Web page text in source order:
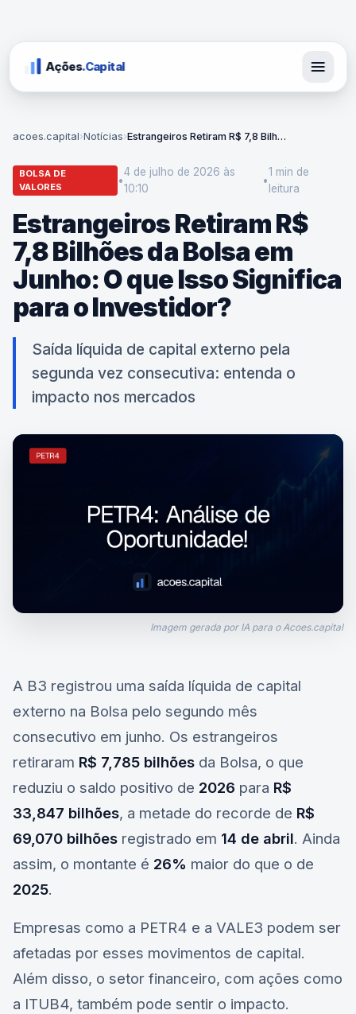
Ações.Capital
acoes.capital›Notícias› Estrangeiros Retiram R$ 7,8 Bilhões da Bolsa em Junho: O que Isso Significa para o Investidor?
BOLSA DE
VALORES
•
4 de julho de 2026 às
10:10
•
1 min de
leitura
Estrangeiros Retiram R$
7,8 Bilhões da Bolsa em
Junho: O que Isso Significa
para o Investidor?
Saída líquida de capital externo pela
segunda vez consecutiva: entenda o
impacto nos mercados
Imagem gerada por IA para o Acoes.capital
A B3 registrou uma saída líquida de capital
externo na Bolsa pelo segundo mês
consecutivo em junho. Os estrangeiros
retiraram R$ 7,785 bilhões da Bolsa, o que
reduziu o saldo positivo de 2026 para R$
33,847 bilhões, a metade do recorde de R$
69,070 bilhões registrado em 14 de abril. Ainda
assim, o montante é 26% maior do que o de
2025.
Empresas como a PETR4 e a VALE3 podem ser
afetadas por esses movimentos de capital.
Além disso, o setor financeiro, com ações como
a ITUB4, também pode sentir o impacto.